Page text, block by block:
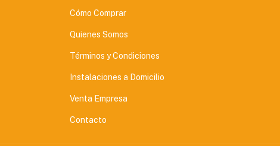
Cómo Comprar
Quienes Somos
Términos y Condiciones
Instalaciones a Domicilio
Venta Empresa
Contacto